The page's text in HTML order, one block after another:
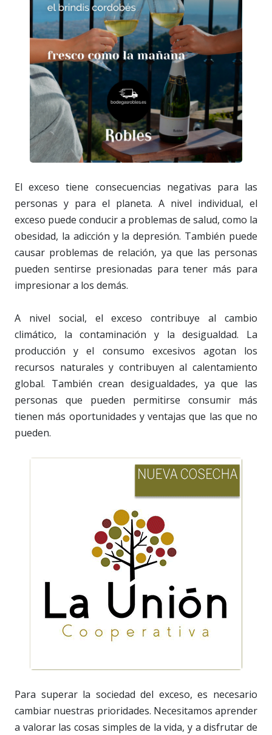
El exceso tiene consecuencias negativas para las
personas y para el planeta. A nivel individual, el
exceso puede conducir a problemas de salud, como la
obesidad, la adicción y la depresión. También puede
causar problemas de relación, ya que las personas
pueden sentirse presionadas para tener más para
impresionar a los demás.
A nivel social, el exceso contribuye al cambio
climático, la contaminación y la desigualdad. La
producción y el consumo excesivos agotan los
recursos naturales y contribuyen al calentamiento
global. También crean desigualdades, ya que las
personas que pueden permitirse consumir más
tienen más oportunidades y ventajas que las que no
pueden.
Para superar la sociedad del exceso, es necesario
cambiar nuestras prioridades. Necesitamos aprender
a valorar las cosas simples de la vida, y a disfrutar de